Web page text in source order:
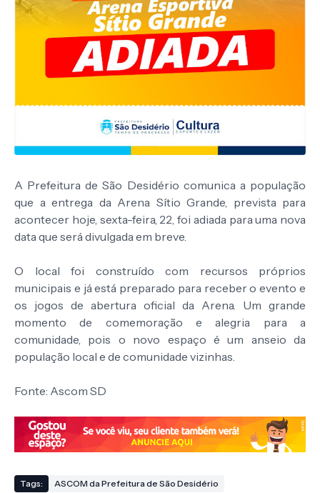
A Prefeitura de São Desidério comunica a população
que a entrega da Arena Sítio Grande, prevista para
acontecer hoje, sexta-feira, 22, foi adiada para uma nova
data que será divulgada em breve.
O local foi construído com recursos próprios
municipais e já está preparado para receber o evento e
os jogos de abertura oficial da Arena. Um grande
momento de comemoração e alegria para a
comunidade, pois o novo espaço é um anseio da
população local e de comunidade vizinhas.
Fonte: Ascom SD
Tags: ASCOM da Prefeitura de São Desidério